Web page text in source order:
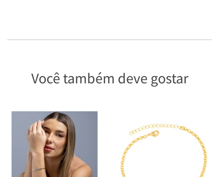
Você também deve gostar